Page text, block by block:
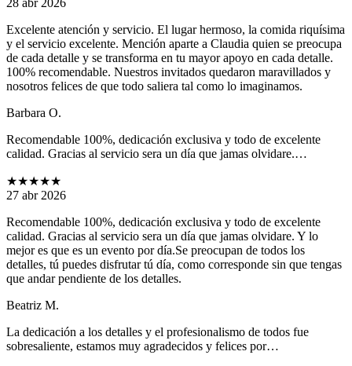
28 abr 2026
Excelente atención y servicio. El lugar hermoso, la comida riquísima
y el servicio excelente. Mención aparte a Claudia quien se preocupa
de cada detalle y se transforma en tu mayor apoyo en cada detalle.
100% recomendable. Nuestros invitados quedaron maravillados y
nosotros felices de que todo saliera tal como lo imaginamos.
Barbara O.
Recomendable 100%, dedicación exclusiva y todo de excelente
calidad. Gracias al servicio sera un día que jamas olvidare.…
★★★★★
27 abr 2026
Recomendable 100%, dedicación exclusiva y todo de excelente
calidad. Gracias al servicio sera un día que jamas olvidare. Y lo
mejor es que es un evento por día.Se preocupan de todos los
detalles, tú puedes disfrutar tú día, como corresponde sin que tengas
que andar pendiente de los detalles.
Beatriz M.
La dedicación a los detalles y el profesionalismo de todos fue
sobresaliente, estamos muy agradecidos y felices por…